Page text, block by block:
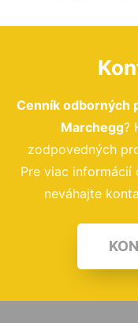
Cenník odborných
Marchegg?
zodpovedných
Pre viac informácií
neváhajte